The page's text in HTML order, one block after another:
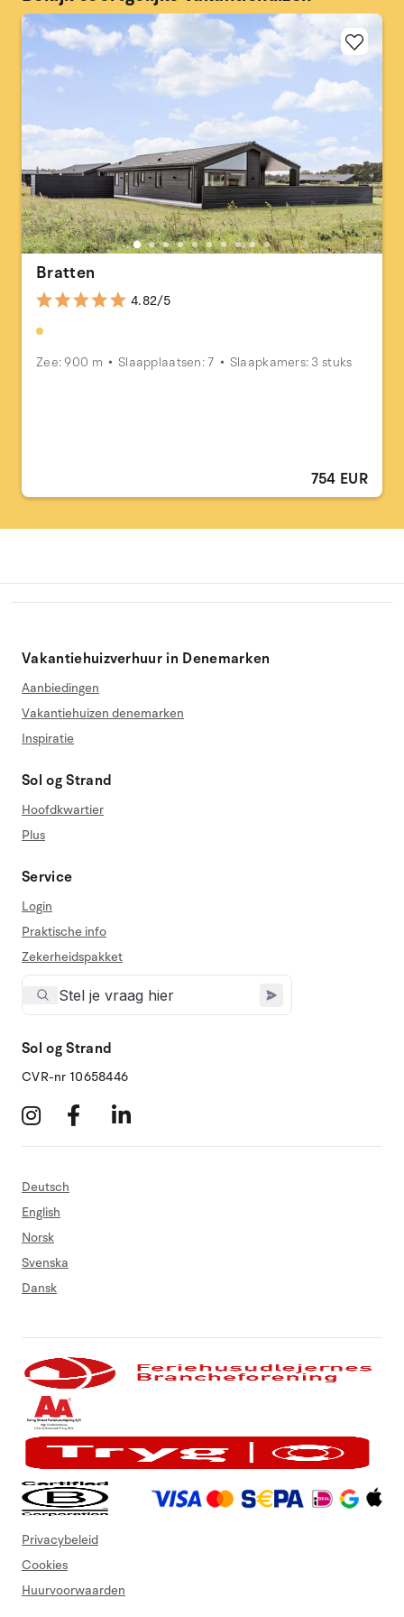
Bratten
4.82/5
Zee: 900 m Slaapplaatsen: 7 Slaapkamers: 3 stuks
754 EUR
Vakantiehuizverhuur in Denemarken
Aanbiedingen
Vakantiehuizen denemarken
Inspiratie
Sol og Strand
Hoofdkwartier
Plus
Service
Login
Praktische info
Zekerheidspakket
Sol og Strand
CVR-nr 10658446
Deutsch
English
Norsk
Svenska
Dansk
Privacybeleid
Cookies
Huurvoorwaarden